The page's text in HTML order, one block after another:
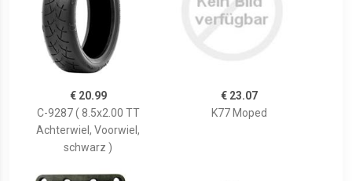
€ 20.99
C-9287 ( 8.5x2.00 TT
Achterwiel, Voorwiel,
schwarz )
€ 23.07
K77 Moped